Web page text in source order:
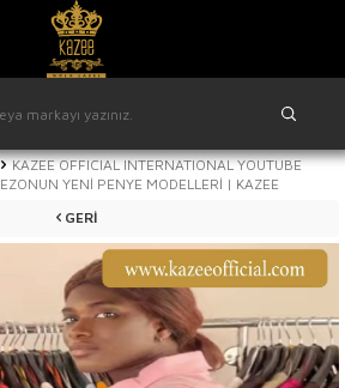
KAZEE OFFICIAL INTERNATIONAL YOUTUBE
YENİ PENYE MODELLERİ | KAZEE
GERI